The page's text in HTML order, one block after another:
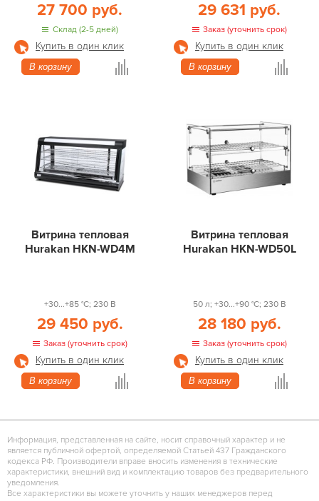
27 700 руб.
Склад (2-5 дней)
Купить в один клик
В корзину
29 631 руб.
Заказ (уточнить срок)
Купить в один клик
В корзину
Витрина тепловая
Hurakan HKN-WD4M
+30...+85 °С; 230 В
29 450 руб.
Заказ (уточнить срок)
Купить в один клик
В корзину
Витрина тепловая
Hurakan HKN-WD50L
50 л; +30...+90 °С; 230 В
28 180 руб.
Заказ (уточнить срок)
Купить в один клик
В корзину
Информация, представленная на сайте, носит справочный характер и не
является публичной офертой, определяемой Статьей 437 Гражданского
кодекса РФ. Производители вправе вносить изменения в технические
характеристики, внешний вид и комплектацию товаров без предварительного
уведомления.
Все характеристики вы можете уточнить у наших менеджеров перед